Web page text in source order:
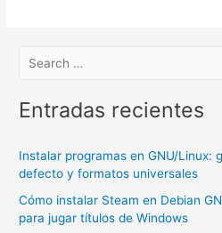
Linux
Entradas recientes
Instalar programas en GNU/Linux:
defecto y formatos universales
Cómo instalar Steam en Debian
para jugar títulos de Windows